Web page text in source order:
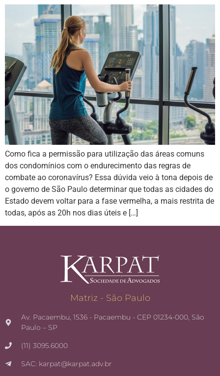
Como fica a permissão para utilização das áreas comuns
dos condomínios com o endurecimento das regras de
combate ao coronavírus? Essa dúvida veio à tona depois de
o governo de São Paulo determinar que todas as cidades do
Estado devem voltar para a fase vermelha, a mais restrita de
todas, após as 20h nos dias úteis e […]
Matriz - São Paulo
Av. Pacaembu, 1536 - Pacaembu - CEP 01234-000, São
Paulo – SP
(11) 3095.6000
SAC: karpat@karpat.adv.br